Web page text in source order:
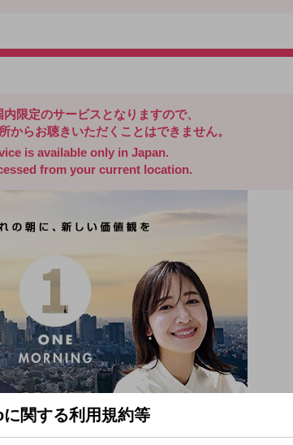
限定のサービスとなりますので、
からお聴きいただくことはできません。
is available only in Japan.
from your current location.
関する利用規約等